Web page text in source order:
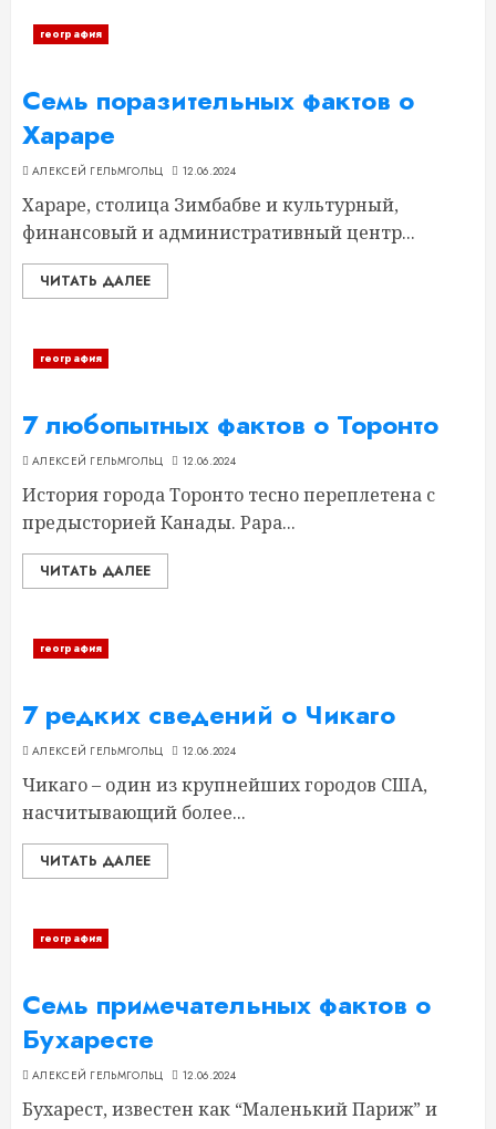
география
Семь поразительных фактов о
Хараре
АЛЕКСЕЙ ГЕЛЬМГОЛЬЦ 12.06.2024
Хараре, столица Зимбабве и культурный,
финансовый и административный центр...
ЧИТАТЬ ДАЛЕЕ
география
7 любопытных фактов о Торонто
АЛЕКСЕЙ ГЕЛЬМГОЛЬЦ 12.06.2024
История города Торонто тесно переплетена с
предысторией Канады. Papa...
ЧИТАТЬ ДАЛЕЕ
география
7 редких сведений о Чикаго
АЛЕКСЕЙ ГЕЛЬМГОЛЬЦ 12.06.2024
Чикаго – один из крупнейших городов США,
насчитывающий более...
ЧИТАТЬ ДАЛЕЕ
география
Семь примечательных фактов о
Бухаресте
АЛЕКСЕЙ ГЕЛЬМГОЛЬЦ 12.06.2024
Бухарест, известен как “Маленький Париж” и